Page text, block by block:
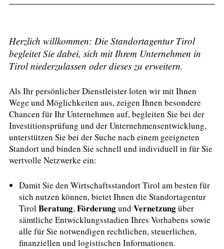
Herzlich willkommen: Die Standortagentur Tirol
begleitet Sie dabei, sich mit Ihrem Unternehmen in
Tirol niederzulassen oder dieses zu erweitern.
Als Ihr persönlicher Dienstleister loten wir mit Ihnen
Wege und Möglichkeiten aus, zeigen Ihnen besondere
Chancen für Ihr Unternehmen auf, begleiten Sie bei der
Investitionsprüfung und der Unternehmensentwicklung,
unterstützen Sie bei der Suche nach einem geeigneten
Standort und binden Sie schnell und individuell in für Sie
wertvolle Netzwerke ein:
Damit Sie den Wirtschaftsstandort Tirol am besten für
sich nutzen können, bietet Ihnen die Standortagentur
Tirol Beratung, Förderungund Vernetzungüber
sämtliche Entwicklungsstadien Ihres Vorhabens sowie
alle für Sie notwendigen rechtlichen, steuerlichen,
finanziellen und logistischen Informationen.